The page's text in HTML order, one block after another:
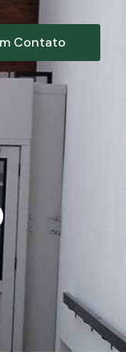
Contato